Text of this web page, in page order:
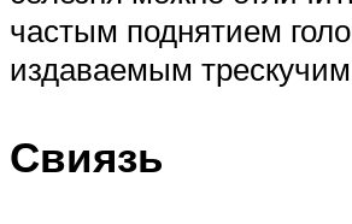
частым поднятием
издаваемым
Свиязь